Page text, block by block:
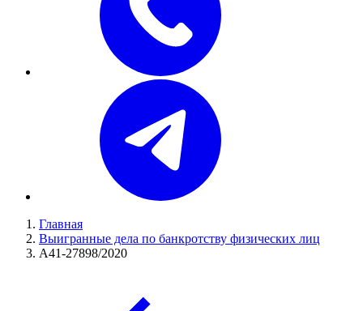
Главная
Выигранные дела по банкротству физических лиц
А41-27898/2020